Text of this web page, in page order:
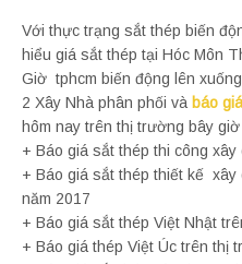
Với thực trạng sắt thép biến
hiểu giá sắt thép tại Hóc Môn
Giờ tphcm biến động lên
2 Xây Nhà phân phối và báo
hôm nay trên thị trường bây
+ Báo giá sắt thép thi công
+ Báo giá sắt thép thiết kế
năm 2017
+ Báo giá sắt thép Việt Nhật
+ Báo giá thép Việt Úc trên thị